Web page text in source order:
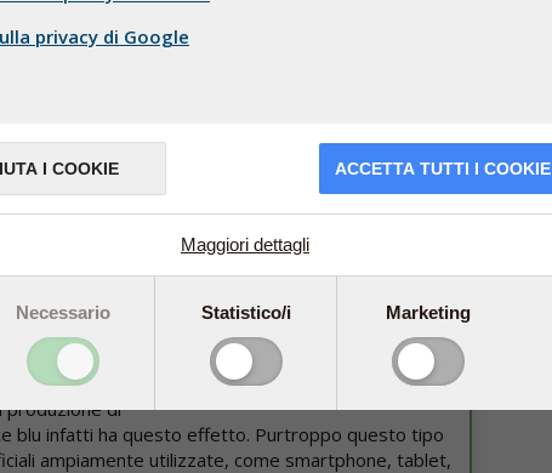
il picco nel periodo che va dai 4-7 anni di vita
gradualmente.
più
indiretto,
e vari
anziane
luce, la
Sono
di
È
nello spettro
produzione di
blu infatti ha questo effetto. Purtroppo questo tipo
ampiamente utilizzate, come smartphone, tablet,
privacy di Google
I COOKIE ACCETTA TUTTI I COOKIE
Maggiori dettagli
Necessario Statistico/i Marketing